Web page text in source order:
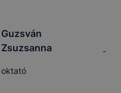
Guzsván
Zsuzsanna
oktató
-
lesznek